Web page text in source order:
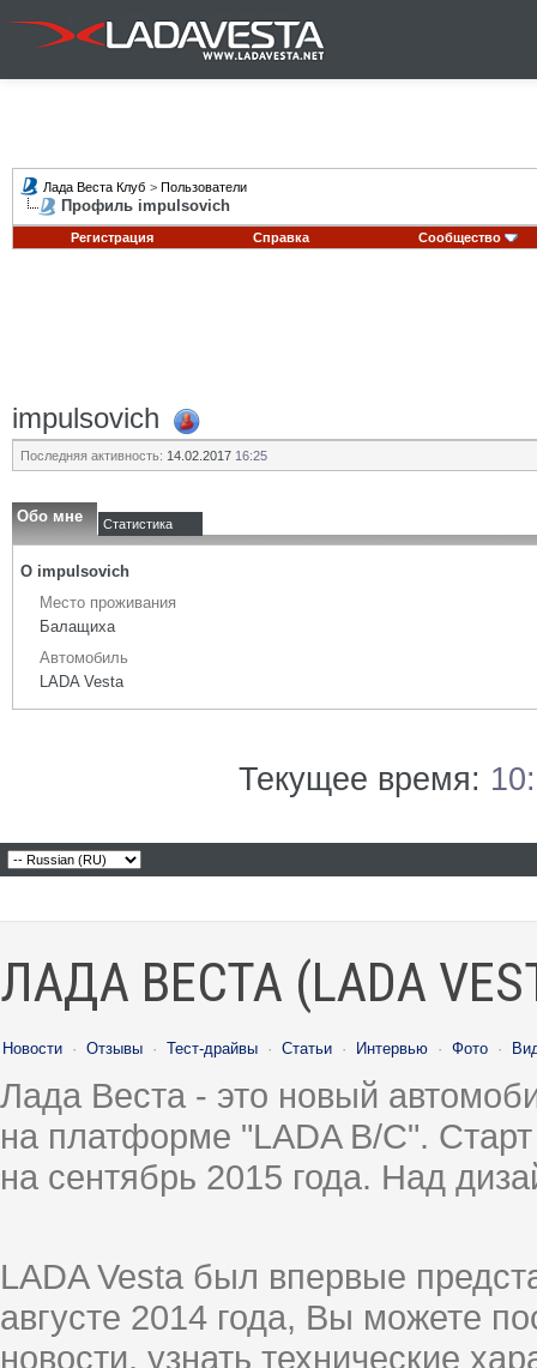
Лада Веста Клуб > Пользователи
Профиль impulsovich
Регистрация Справка Сообщество
impulsovich
Последняя активность: 14.02.2017 16:25
Обо мне Статистика
О impulsovich
Место проживания
Балащиха
Автомобиль
LADA Vesta
Текущее время:
ЛАДА ВЕСТА (LADA
Новости · Отзывы · Тест-драйвы · Статьи · Интервью · Фото ·
Лада Веста - это новый
на платформе "LADA B/C".
на сентябрь 2015 года. Над
LADA Vesta был впервые
августе 2014 года, Вы можете
новости, узнать технические